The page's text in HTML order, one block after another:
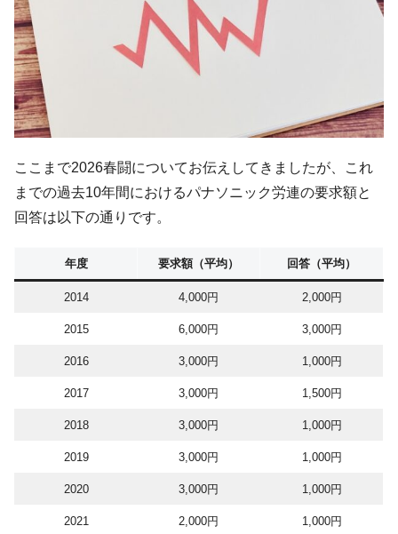
ここまで2026春闘についてお伝えしてきましたが、これ
までの過去10年間におけるパナソニック労連の要求額と
回答は以下の通りです。
年度 要求額（平均） 回答（平均）
2014 4,000円 2,000円
2015 6,000円 3,000円
2016 3,000円 1,000円
2017 3,000円 1,500円
2018 3,000円 1,000円
2019 3,000円 1,000円
2020 3,000円 1,000円
2021 2,000円 1,000円